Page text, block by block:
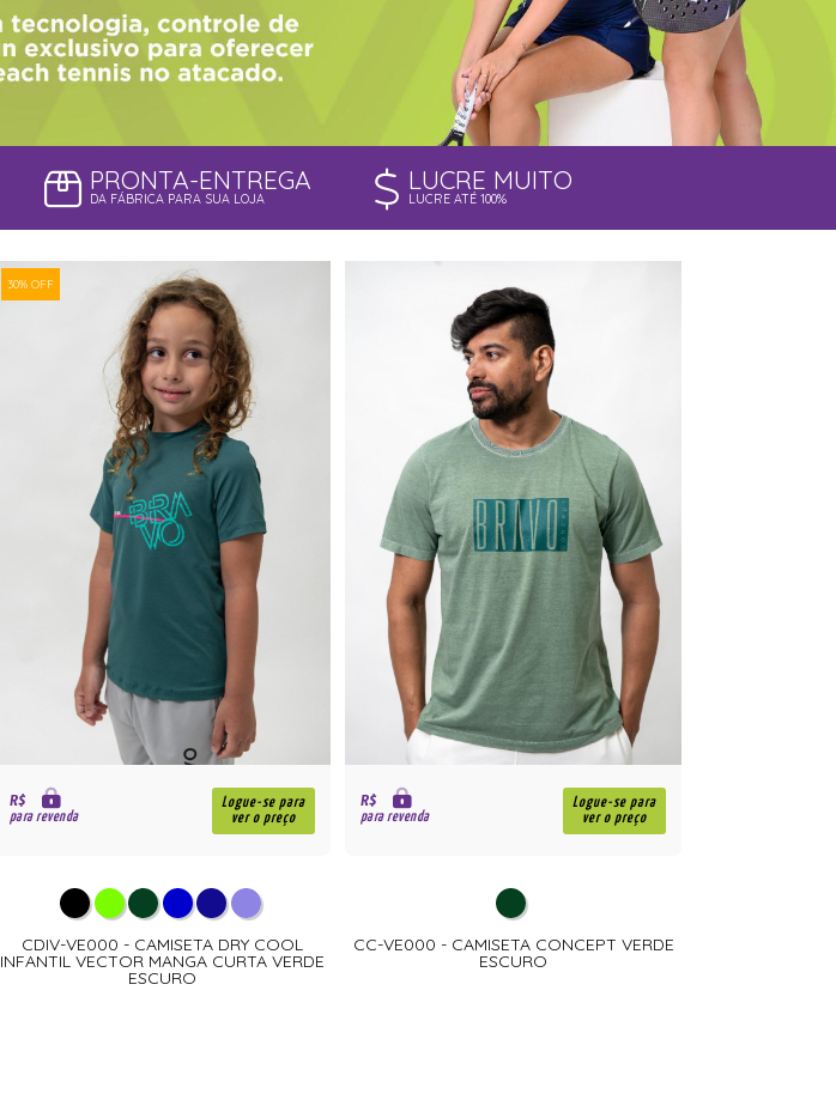
PRONTA-ENTREGA
DA FÁBRICA PARA SUA LOJA
LUCRE MUITO
LUCRE ATÉ 100%
30% OFF
R$
para revenda
Logue-se para
ver o preço
CDIV-VE000 - CAMISETA DRY COOL
INFANTIL VECTOR MANGA CURTA VERDE
ESCURO
R$
para revenda
Logue-se para
ver o preço
CC-VE000 - CAMISETA CONCEPT VERDE
ESCURO